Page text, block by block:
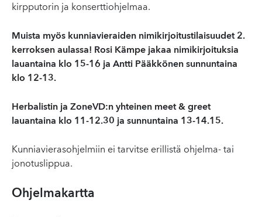
kirpputorin ja konserttiohjelmaa.
Muista myös kunniavieraiden nimikirjoitustilaisuudet 2.
kerroksen aulassa! Rosi Kämpe jakaa nimikirjoituksia
lauantaina klo 15-16 ja Antti Pääkkönen sunnuntaina
klo 12-13.
Herbalistin ja ZoneVD:n yhteinen meet & greet
lauantaina klo 11-12.30 ja sunnuntaina 13-14.15.
Kunniavierasohjelmiin ei tarvitse erillistä ohjelma- tai
jonotuslippua.
Ohjelmakartta